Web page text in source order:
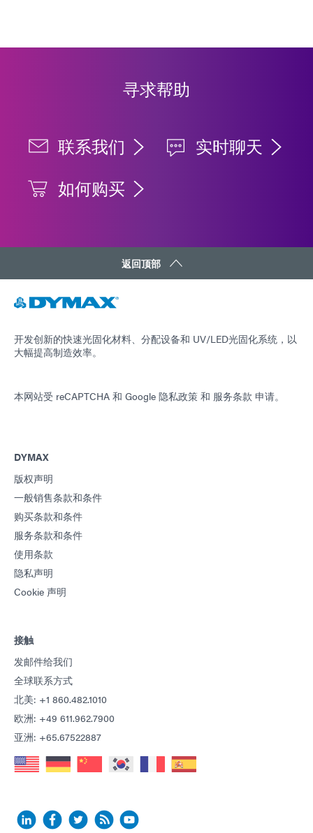
寻求帮助
联系我们
实时聊天
如何购买
返回顶部
开发创新的快速光固化材料、分配设备和 UV/LED光固化系统，以
大幅提高制造效率。
本网站受 reCAPTCHA 和 Google 隐私政策 和 服务条款 申请。
DYMAX
版权声明
一般销售条款和条件
购买条款和条件
服务条款和条件
使用条款
隐私声明
Cookie 声明
接触
发邮件给我们
全球联系方式
北美: +1 860.482.1010
欧洲: +49 611.962.7900
亚洲: +65.67522887